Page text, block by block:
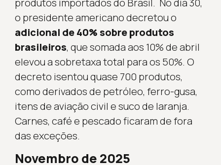
o presidente americano decretou o
adicional de 40% sobre produtos
brasileiros, que somada aos 10% de abril
elevou a sobretaxa total para os 50%. O
decreto isentou quase 700 produtos,
como derivados de petróleo, ferro-gusa,
itens de aviação civil e suco de laranja.
Carnes, café e pescado ficaram de fora
das exceções.
Novembro de 2025